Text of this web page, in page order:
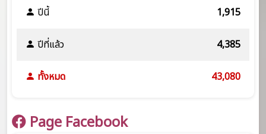
ปีนี้ 1,915
ปีที่แล้ว 4,385
ทั้งหมด 43,080
Page Facebook